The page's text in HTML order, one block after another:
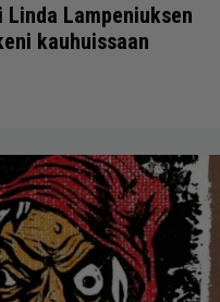
Lampeniuksen
kauhuissaan